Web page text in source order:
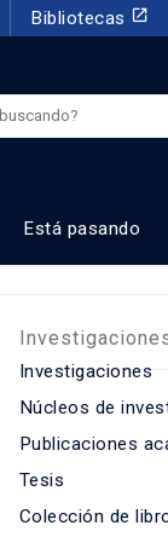
Bibliotecas launch
¿Qué estás
Está pasando
Investigaciones
Núcleos de
Publicaciones
Tesis
Colección de